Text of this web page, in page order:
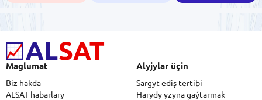
Maglumat
Biz hakda
ALSAT habarlary
Alyjylar üçin
Sargyt ediş tertibi
Harydy yzyna gaýtarmak